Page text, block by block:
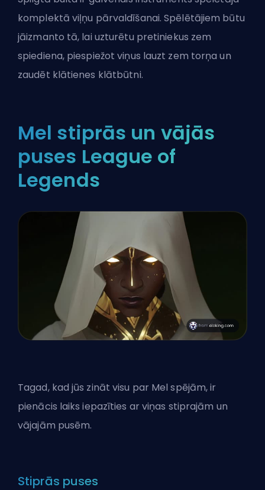
komplektā viļņu pārvaldīšanai. Spēlētājiem būtu
jāizmanto tā, lai uzturētu pretiniekus zem
spiediena, piespiežot viņus lauzt zem torņa un
zaudēt klātienes klātbūtni.
Mel stiprās un vājās
puses League of
Legends
Tagad, kad jūs zināt visu par Mel spējām, ir
pienācis laiks iepazīties ar viņas stiprajām un
vājajām pusēm.
Stiprās puses